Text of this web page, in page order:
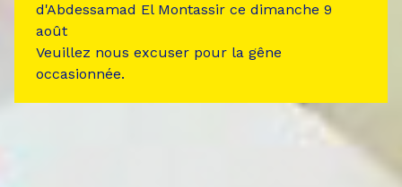
d'Abdessamad El Montassir ce dimanche 9
août
Veuillez nous excuser pour la gêne
occasionnée.